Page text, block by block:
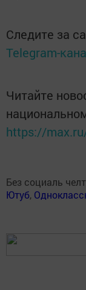
Следите за
Telegram-
Читайте
https://
Без социаль
Ютуб,